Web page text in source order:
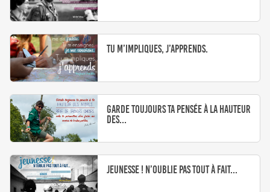
Tu m’impliques, j’apprends.
Garde toujours ta pensée à la hauteur
des...
Jeunesse ! N’oublie pas tout à fait...